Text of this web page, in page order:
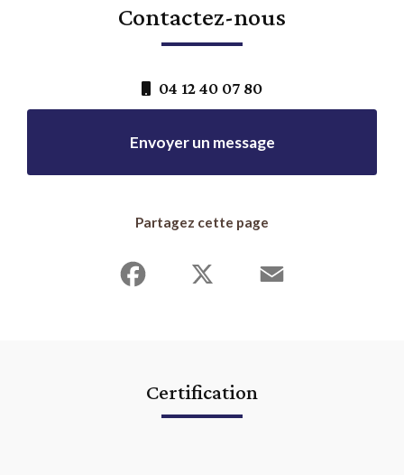
Contactez-nous
04 12 40 07 80
Envoyer un message
Partagez cette page
Certification